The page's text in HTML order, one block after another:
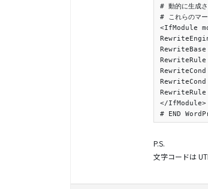
# 動的に生成
# これらのマー
<IfModule
RewriteCond
RewriteCond
</IfModule>
# END
P.S.
文字コードは